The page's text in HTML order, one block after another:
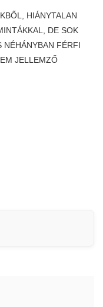
HIÁNYTALAN
DE SOK
NÉHÁNYBAN FÉRFI
JELLEMZŐ